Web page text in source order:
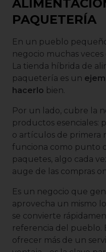
PAQUETERÍA
En un pueblo
negocio muchas veces
La tienda híbrida de
paquetería es un
hacerlo bien.
Por un lado, cubre la
productos esenciales:
o artículos de primera
funciona como punto
paquetes, algo cada
auge de las compras
Es un negocio que
aprovecha un mismo
se convierte
referencia del pueblo.
ofrecer más de un